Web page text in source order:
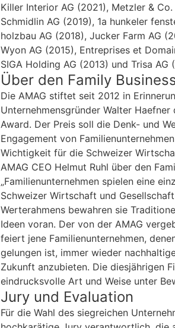
Killer Interior AG (2021), Metzler &
Schmidlin AG (2019), 1a hunkeler
holzbau AG (2018), Jucker Farm AG
Wyon AG (2015), Entreprises et
SIGA Holding AG (2013) und Trisa AG
Über den Family
Die AMAG stiftet seit 2012 in
Unternehmensgründer Walter Haefner
Award. Der Preis soll die Denk- und
Engagement von
Wichtigkeit für die Schweizer
AMAG CEO Helmut Ruhl über den
„Familienunternehmen spielen eine
Schweizer Wirtschaft und
Werterahmens bewahren sie
Ideen voran. Der von der AMAG
feiert jene Familienunternehmen,
gelungen ist, immer wieder
Zukunft anzubieten. Die diesjährigen
eindrucksvolle Art und Weise unter
Jury und Evaluation
Für die Wahl des siegreichen